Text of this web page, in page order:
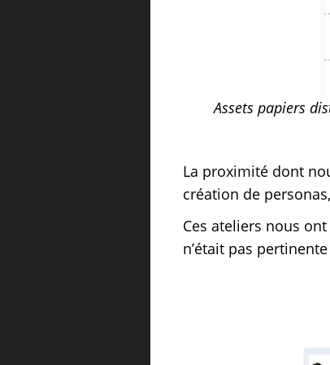
Assets papiers
La proximité dont
création de
Ces ateliers nous
n’était pas